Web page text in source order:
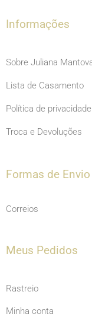
m
Informações
Sobre Juliana
Lista de Casamento
Política de privacidade
Troca e Devoluções
Formas de Envio
Correios
Meus Pedidos
Rastreio
Minha conta